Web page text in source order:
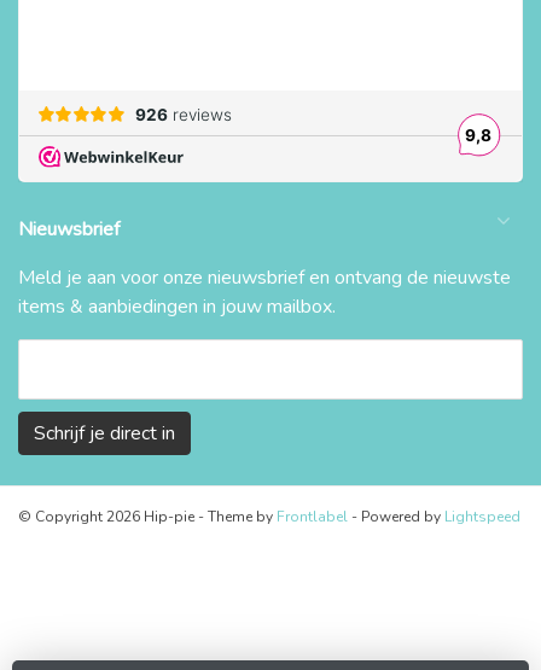
Nieuwsbrief
Meld je aan voor onze nieuwsbrief en ontvang de nieuwste
items & aanbiedingen in jouw mailbox.
Schrijf je direct in
© Copyright 2026 Hip-pie - Theme by Frontlabel - Powered by Lightspeed